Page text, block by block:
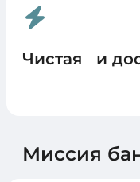
Чистая и
Миссия